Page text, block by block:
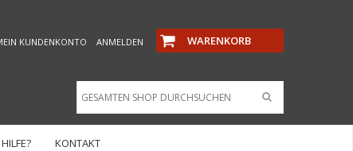
WARENKORB
KUNDENKONTO ANMELDEN
KONTAKT